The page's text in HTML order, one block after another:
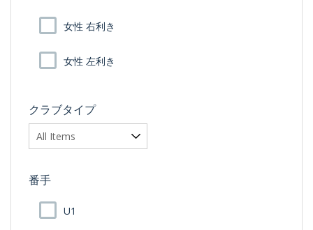
女性 右利き
女性 左利き
クラブタイプ
番手
U1